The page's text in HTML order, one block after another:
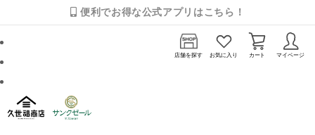
便利でお得な公式アプリはこちら！
店舗を探す お気に入り カート マイページ